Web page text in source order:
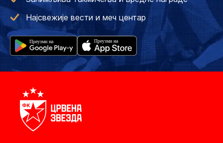
Најсвежије вести и меч центар